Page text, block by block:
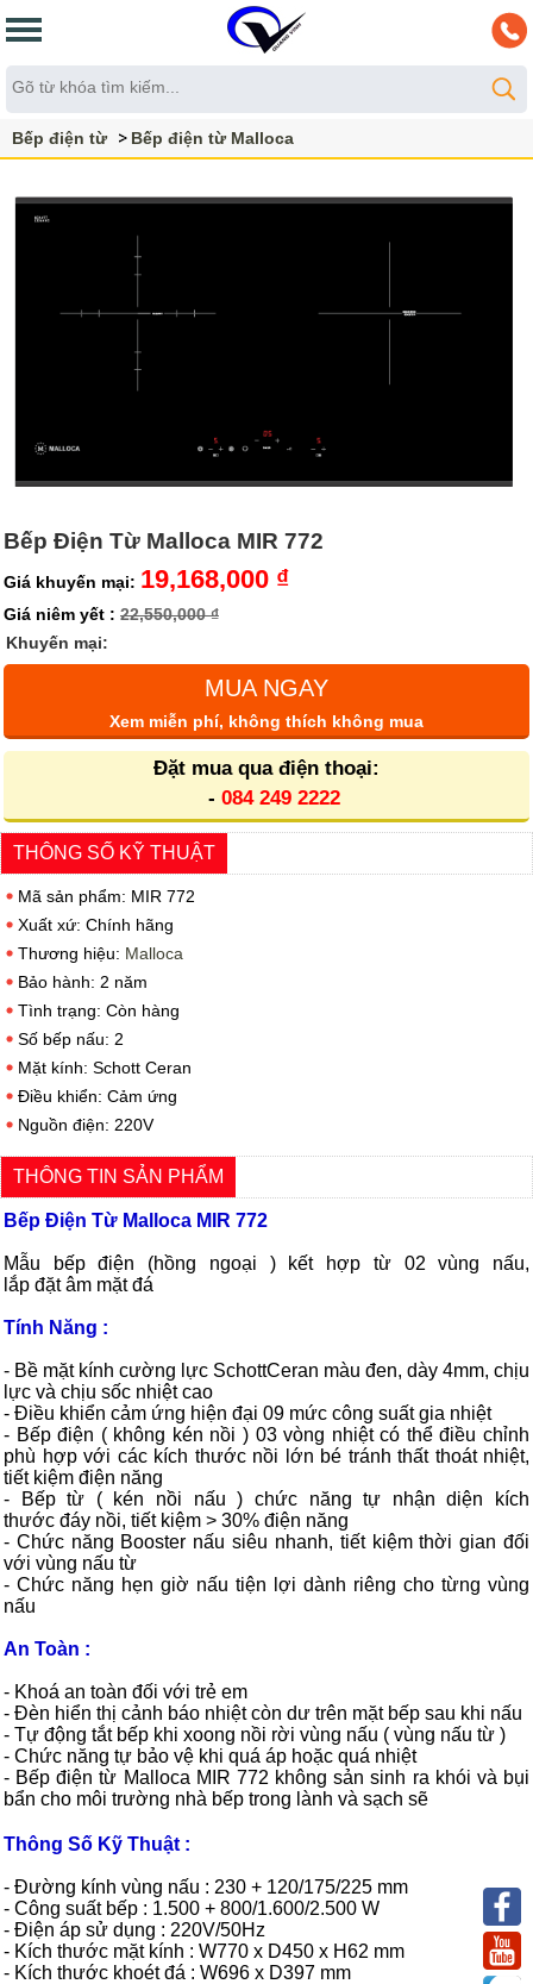
Bếp điện từ Bếp điện từ Malloca
Bếp Điện Từ Malloca MIR 772
Giá khuyến mại: 19,168,000 ₫
Giá niêm yết : 22,550,000 ₫
Khuyến mại:
MUA NGAY
Xem miễn phí, không thích không mua
Đặt mua qua điện thoại:
- 084 249 2222
THÔNG SỐ KỸ THUẬT
Mã sản phẩm: MIR 772
Xuất xứ: Chính hãng
Thương hiệu: Malloca
Bảo hành: 2 năm
Tình trạng: Còn hàng
Số bếp nấu: 2
Mặt kính: Schott Ceran
Điều khiển: Cảm ứng
Nguồn điện: 220V
THÔNG TIN SẢN PHẨM
Bếp Điện Từ Malloca MIR 772
Mẫu bếp điện (hồng ngoại ) kết hợp từ 02 vùng nấu,
lắp đặt âm mặt đá
Tính Năng :
- Bề mặt kính cường lực SchottCeran màu đen, dày 4mm, chịu
lực và chịu sốc nhiệt cao
- Điều khiển cảm ứng hiện đại 09 mức công suất gia nhiệt
- Bếp điện ( không kén nồi ) 03 vòng nhiệt có thể điều chỉnh
phù hợp với các kích thước nồi lớn bé tránh thất thoát nhiệt,
tiết kiệm điện năng
- Bếp từ ( kén nồi nấu ) chức năng tự nhận diện kích
thước đáy nồi, tiết kiệm > 30% điện năng
- Chức năng Booster nấu siêu nhanh, tiết kiệm thời gian đối
với vùng nấu từ
- Chức năng hẹn giờ nấu tiện lợi dành riêng cho từng vùng
nấu
An Toàn :
- Khoá an toàn đối với trẻ em
- Đèn hiển thị cảnh báo nhiệt còn dư trên mặt bếp sau khi nấu
- Tự động tắt bếp khi xoong nồi rời vùng nấu ( vùng nấu từ )
- Chức năng tự bảo vệ khi quá áp hoặc quá nhiệt
- Bếp điện từ Malloca MIR 772 không sản sinh ra khói và bụi
bẩn cho môi trường nhà bếp trong lành và sạch sẽ
Thông Số Kỹ Thuật :
- Đường kính vùng nấu : 230 + 120/175/225 mm
- Công suất bếp : 1.500 + 800/1.600/2.500 W
- Điện áp sử dụng : 220V/50Hz
- Kích thước mặt kính : W770 x D450 x H62 mm
- Kích thước khoét đá : W696 x D397 mm